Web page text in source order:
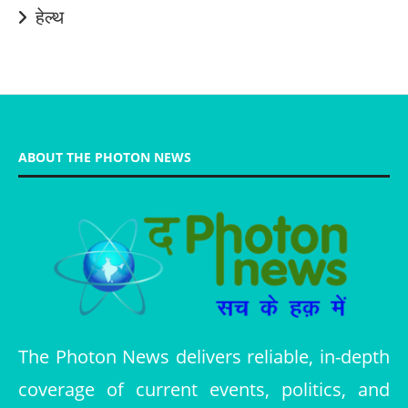
हेल्थ
ABOUT THE PHOTON NEWS
The Photon News delivers reliable, in-depth
coverage of current events, politics, and